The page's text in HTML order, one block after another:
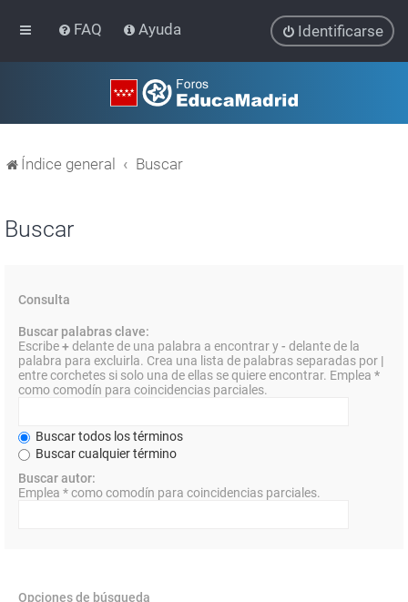
FAQ Ayuda Identificarse
Índice general Buscar
Buscar
Consulta
Buscar palabras clave:
Escribe+delante de una palabra a encontrar y- delante de la
palabra para excluirla. Crea una lista de palabras separadas por |
entre corchetes si solo una de ellas se quiere encontrar. Emplea *
como comodín para coincidencias parciales.
Buscar todos los términos
Buscar cualquier término
Buscar autor:
Emplea * como comodín para coincidencias parciales.
Opciones de búsqueda